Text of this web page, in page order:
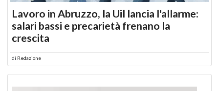
Lavoro in Abruzzo, la Uil lancia l'allarme:
salari bassi e precarietà frenano la
crescita
di Redazione